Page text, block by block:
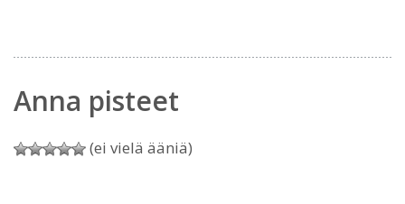
Anna pisteet
(ei vielä ääniä)